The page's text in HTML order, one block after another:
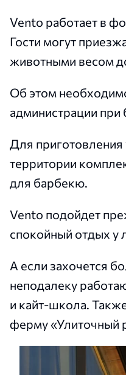
Vento работает в
Гости могут
животными весом
Об этом
администрации при
Для приготовления
территории
для барбекю.
Vento подойдет
спокойный отдых у
А если захочется
неподалеку
и кайт-школа.
ферму «Улиточный